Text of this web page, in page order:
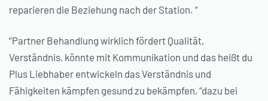
reparieren die Beziehung nach der Station. “
“Partner Behandlung wirklich fördert Qualität,
Verständnis, könnte mit Kommunikation und das heißt du
Plus Liebhaber entwickeln das Verständnis und
Fähigkeiten kämpfen gesund zu bekämpfen, “dazu bei